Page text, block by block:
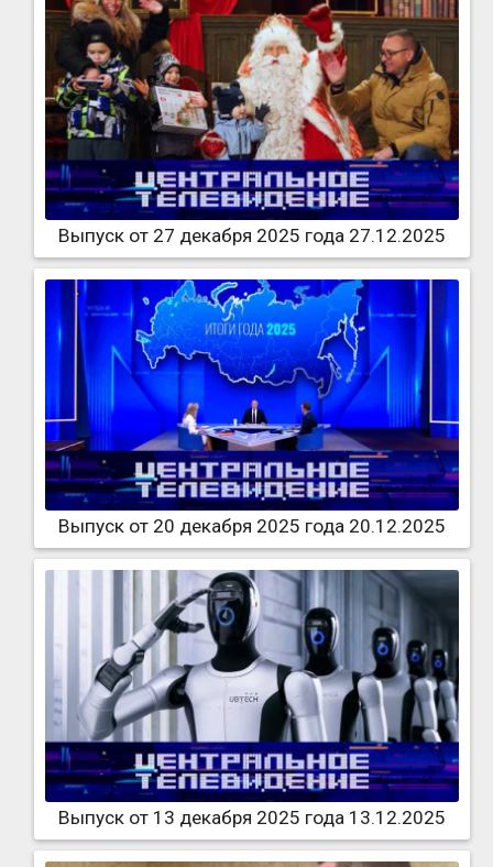
Выпуск от 27 декабря 2025 года 27.12.2025
Выпуск от 20 декабря 2025 года 20.12.2025
Выпуск от 13 декабря 2025 года 13.12.2025